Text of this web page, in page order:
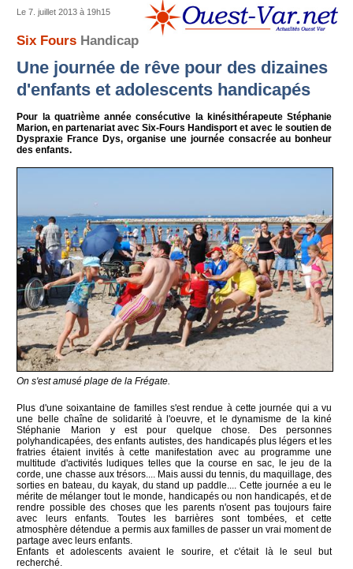
Le 7. juillet 2013 à 19h15
Six Fours Handicap
Une journée de rêve pour des dizaines
d'enfants et adolescents handicapés
Pour la quatrième année consécutive la kinésithérapeute Stéphanie
Marion, en partenariat avec Six-Fours Handisport et avec le soutien de
Dyspraxie France Dys, organise une journée consacrée au bonheur
des enfants.
On s'est amusé plage de la Frégate.
Plus d'une soixantaine de familles s'est rendue à cette journée qui a vu
une belle chaîne de solidarité à l'oeuvre, et le dynamisme de la kiné
Stéphanie Marion y est pour quelque chose. Des personnes
polyhandicapées, des enfants autistes, des handicapés plus légers et les
fratries étaient invités à cette manifestation avec au programme une
multitude d'activités ludiques telles que la course en sac, le jeu de la
corde, une chasse aux trésors.... Mais aussi du tennis, du maquillage, des
sorties en bateau, du kayak, du stand up paddle.... Cette journée a eu le
mérite de mélanger tout le monde, handicapés ou non handicapés, et de
rendre possible des choses que les parents n'osent pas toujours faire
avec leurs enfants. Toutes les barrières sont tombées, et cette
atmosphère détendue a permis aux familles de passer un vrai moment de
partage avec leurs enfants.
Enfants et adolescents avaient le sourire, et c'était là le seul but
recherché.